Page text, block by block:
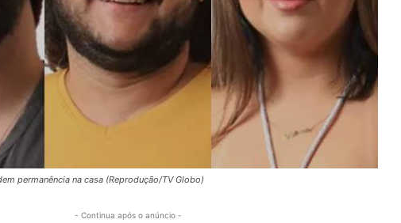
permanência na casa (Reprodução/TV Globo)
- Continua após o anúncio -